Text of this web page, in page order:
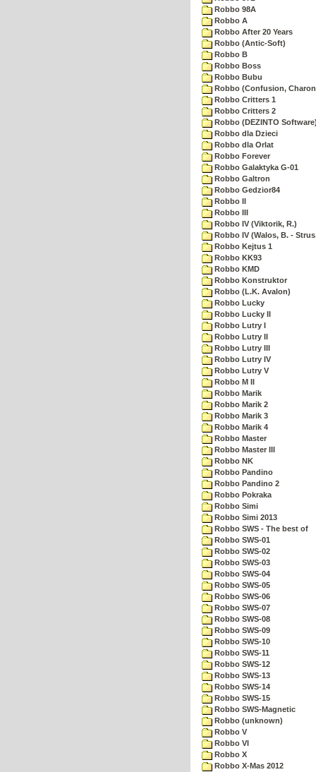
Robbo 98A
Robbo A
Robbo After 20 Years
Robbo (Antic-Soft)
Robbo B
Robbo Boss
Robbo Bubu
Robbo (Confusion,
Robbo Critters 1
Robbo Critters 2
Robbo (DEZINTO
Robbo dla Dzieci
Robbo dla Orlat
Robbo Forever
Robbo Galaktyka G-01
Robbo Galtron
Robbo Gedzior84
Robbo II
Robbo III
Robbo IV (Viktorik, R.)
Robbo IV (Walos, B. -
Robbo Kejtus 1
Robbo KK93
Robbo KMD
Robbo Konstruktor
Robbo (L.K. Avalon)
Robbo Lucky
Robbo Lucky II
Robbo Lutry I
Robbo Lutry II
Robbo Lutry III
Robbo Lutry IV
Robbo Lutry V
Robbo M II
Robbo Marik
Robbo Marik 2
Robbo Marik 3
Robbo Marik 4
Robbo Master
Robbo Master III
Robbo NK
Robbo Pandino
Robbo Pandino 2
Robbo Pokraka
Robbo Simi
Robbo Simi 2013
Robbo SWS - The best of
Robbo SWS-01
Robbo SWS-02
Robbo SWS-03
Robbo SWS-04
Robbo SWS-05
Robbo SWS-06
Robbo SWS-07
Robbo SWS-08
Robbo SWS-09
Robbo SWS-10
Robbo SWS-11
Robbo SWS-12
Robbo SWS-13
Robbo SWS-14
Robbo SWS-15
Robbo SWS-Magnetic
Robbo (unknown)
Robbo V
Robbo VI
Robbo X
Robbo X-Mas 2012